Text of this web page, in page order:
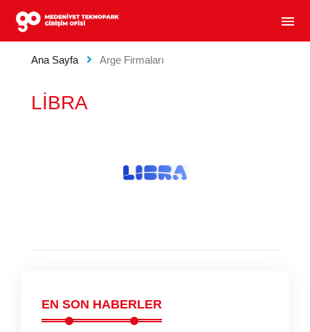
MEDENIYET TEKNOPARK GIRIŞIM OFISI -
menu
Ana Sayfa Arge Firmaları
LİBRA
EN SON HABERLER